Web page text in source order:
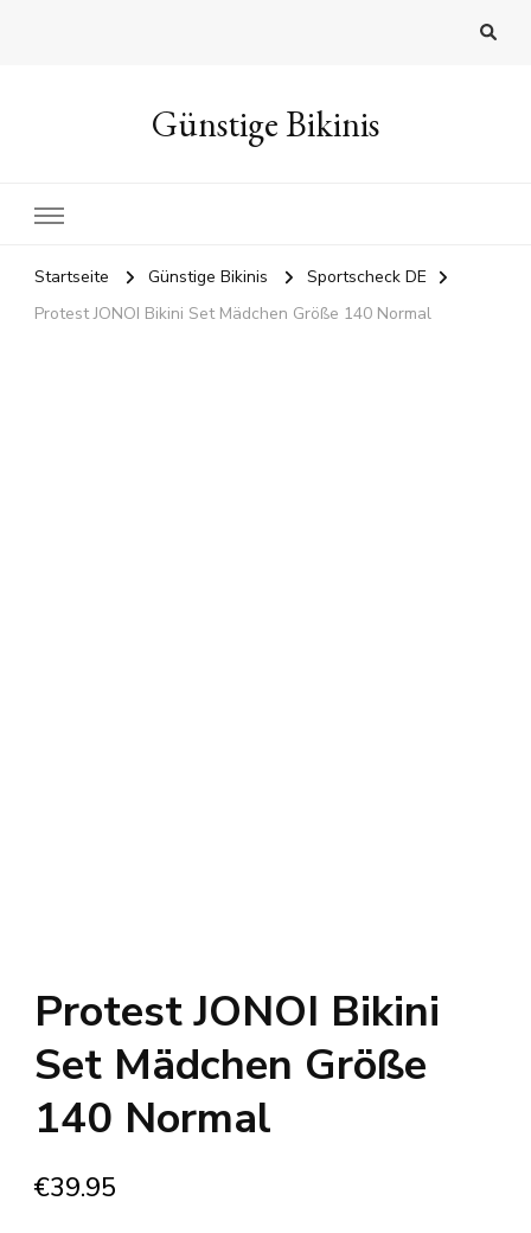
Günstige Bikinis
Startseite Günstige Bikinis
Sportscheck DE
Protest JONOI Bikini Set Mädchen Größe 140 Normal
Protest JONOI Bikini
Set Mädchen Größe
140 Normal
€39.95